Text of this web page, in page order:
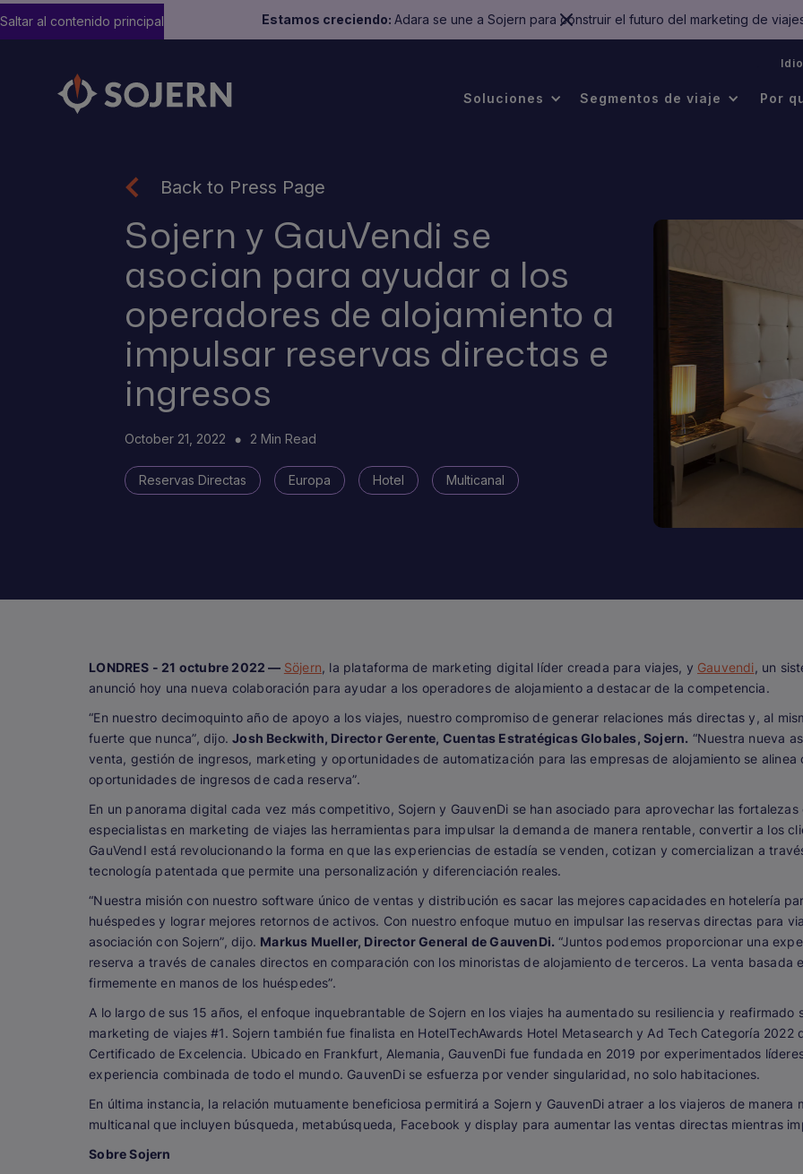
Estamos creciendo: Adara se une a Sojern para construir el futuro del marketing de
Saltar al contenido principal
Soluciones Segmentos de viaje Por
Back to Press Page
Sojern y GauVendi se
asocian para ayudar a los
operadores de alojamiento a
impulsar reservas directas e
ingresos
October 21, 2022 2 Min Read
Reservas Directas Europa Hotel Multicanal
LONDRES - 21 octubre 2022 — Söjern, la plataforma de marketing digital líder creada para viajes, y Gauvendi, un
anunció hoy una nueva colaboración para ayudar a los operadores de alojamiento a destacar de la competencia.
“En nuestro decimoquinto año de apoyo a los viajes, nuestro compromiso de generar relaciones más directas y, al
fuerte que nunca”, dijo.Josh Beckwith, Director Gerente, Cuentas Estratégicas Globales, Sojern. “Nuestra nueva
venta, gestión de ingresos, marketing y oportunidades de automatización para las empresas de alojamiento se
oportunidades de ingresos de cada reserva”.
En un panorama digital cada vez más competitivo, Sojern y GauvenDi se han asociado para aprovechar las
especialistas en marketing de viajes las herramientas para impulsar la demanda de manera rentable, convertir a los
GauVendI está revolucionando la forma en que las experiencias de estadía se venden, cotizan y comercializan a
tecnología patentada que permite una personalización y diferenciación reales.
“Nuestra misión con nuestro software único de ventas y distribución es sacar las mejores capacidades en hotelería
huéspedes y lograr mejores retornos de activos. Con nuestro enfoque mutuo en impulsar las reservas directas para
asociación con Sojern”, dijo. Markus Mueller, Director General de GauvenDi. “Juntos podemos proporcionar una
reserva a través de canales directos en comparación con los minoristas de alojamiento de terceros. La venta
firmemente en manos de los huéspedes”.
A lo largo de sus 15 años, el enfoque inquebrantable de Sojern en los viajes ha aumentado su resiliencia y
marketing de viajes #1. Sojern también fue finalista en HotelTechAwards Hotel Metasearch y Ad Tech Categoría
Certificado de Excelencia. Ubicado en Frankfurt, Alemania, GauvenDi fue fundada en 2019 por experimentados
experiencia combinada de todo el mundo. GauvenDi se esfuerza por vender singularidad, no solo habitaciones.
En última instancia, la relación mutuamente beneficiosa permitirá a Sojern y GauvenDi atraer a los viajeros de
multicanal que incluyen búsqueda, metabúsqueda, Facebook y display para aumentar las ventas directas mientras
Sobre Sojern